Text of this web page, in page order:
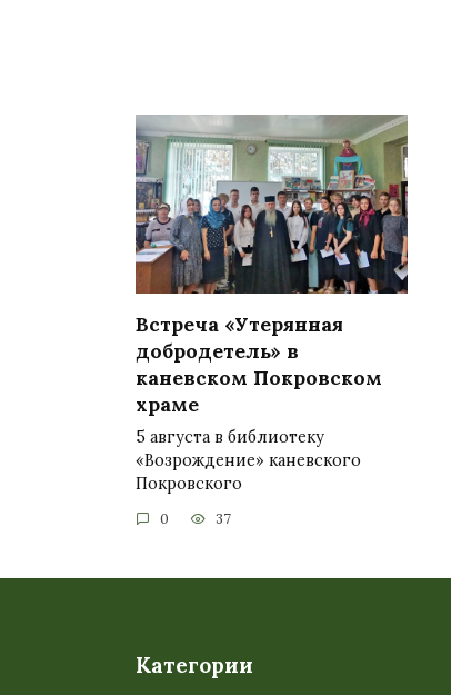
Встреча «Утерянная
добродетель» в
каневском Покровском
храме
5 августа в библиотеку
«Возрождение» каневского
Покровского
0 37
Категории